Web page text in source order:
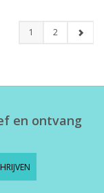
1 2
en ontvang